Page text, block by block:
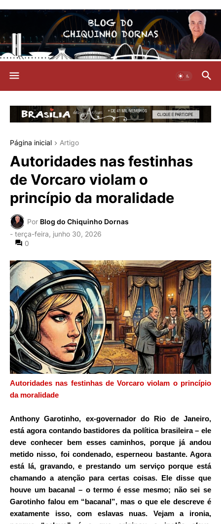
Página inicial Artigo
Autoridades nas festinhas
de Vorcaro violam o
princípio da moralidade
Por Blog do Chiquinho Dornas
- terça-feira, junho 30, 2026
0
Autoridades nas festinhas de Vorcaro violam o princípio
da moralidade
Anthony Garotinho, ex-governador do Rio de Janeiro,
está agora contando bastidores da política brasileira – ele
deve conhecer bem esses caminhos, porque já andou
metido nisso, foi condenado, esperneou bastante. Agora
está lá, gravando, e prestando um serviço porque está
chamando a atenção para certas coisas. Ele disse que
houve um bacanal – o termo é esse mesmo; não sei se
Garotinho falou em “bacanal”, mas o que ele descreve é
exatamente isso, com eslavas nuas. Vejam a ironia,